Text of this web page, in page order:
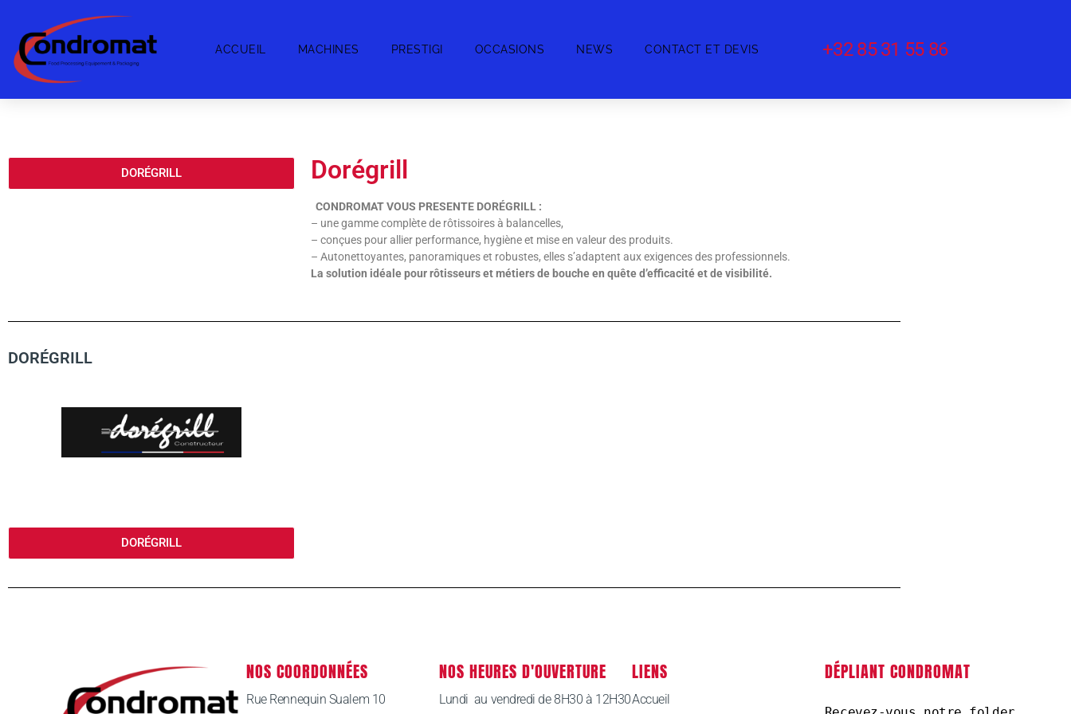
ACCUEIL MACHINES PRESTIGI OCCASIONS NEWS CONTACT ET DEVIS +32 85 31 55 86
DORÉGRILL Dorégrill
CONDROMAT VOUS PRESENTE DORÉGRILL :
– une gamme complète de rôtissoires à balancelles,
– conçues pour allier performance, hygiène et mise en valeur des produits.
– Autonettoyantes, panoramiques et robustes, elles s’adaptent aux exigences des professionnels.
La solution idéale pour rôtisseurs et métiers de bouche en quête d’efficacité et de visibilité.
DORÉGRILL
DORÉGRILL
NOS COORDONNÉES
Rue Rennequin Sualem 10
NOS HEURES D'OUVERTURE
Lundi au vendredi de 8H30 à 12H30
LIENS
Accueil
DÉPLIANT CONDROMAT